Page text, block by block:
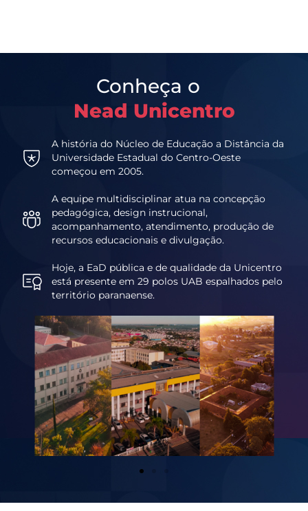
Conheça o
Nead Unicentro
A história do Núcleo de Educação a Distância da
Universidade Estadual do Centro-Oeste
começou em 2005.
A equipe multidisciplinar atua na concepção
pedagógica, design instrucional,
acompanhamento, atendimento, produção de
recursos educacionais e divulgação.
Hoje, a EaD pública e de qualidade da Unicentro
está presente em 29 polos UAB espalhados pelo
território paranaense.